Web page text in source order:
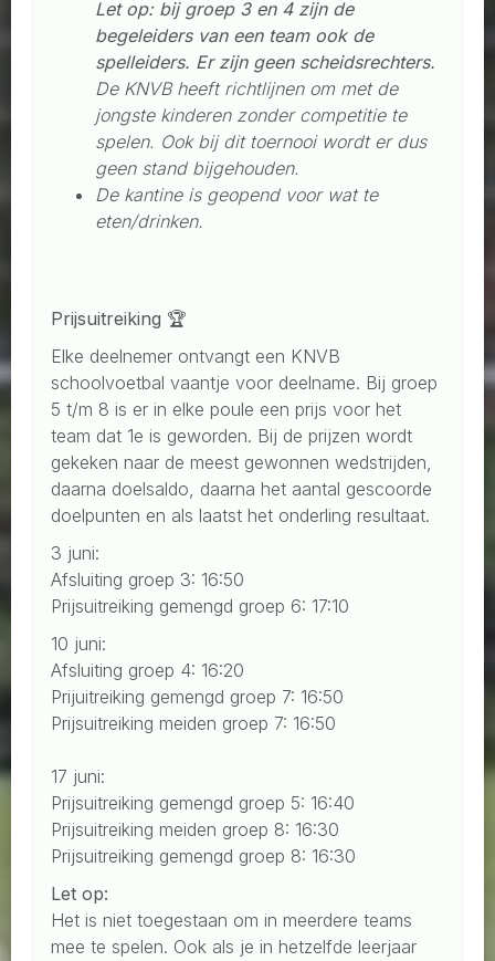
Let op: bij groep 3 en 4 zijn de
begeleiders van een team ook de
spelleiders. Er zijn geen scheidsrechters.
De KNVB heeft richtlijnen om met de
jongste kinderen zonder competitie te
spelen. Ook bij dit toernooi wordt er dus
geen stand bijgehouden.
De kantine is geopend voor wat te
eten/drinken.
Prijsuitreiking 🏆
Elke deelnemer ontvangt een KNVB
schoolvoetbal vaantje voor deelname. Bij groep
5 t/m 8 is er in elke poule een prijs voor het
team dat 1e is geworden. Bij de prijzen wordt
gekeken naar de meest gewonnen wedstrijden,
daarna doelsaldo, daarna het aantal gescoorde
doelpunten en als laatst het onderling resultaat.
3 juni:
Afsluiting groep 3: 16:50
Prijsuitreiking gemengd groep 6: 17:10
10 juni:
Afsluiting groep 4: 16:20
Prijuitreiking gemengd groep 7: 16:50
Prijsuitreiking meiden groep 7: 16:50
17 juni:
Prijsuitreiking gemengd groep 5: 16:40
Prijsuitreiking meiden groep 8: 16:30
Prijsuitreiking gemengd groep 8: 16:30
Let op:
Het is niet toegestaan om in meerdere teams
mee te spelen. Ook als je in hetzelfde leerjaar